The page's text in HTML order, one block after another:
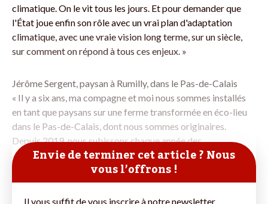
climatique. On le vit tous les jours. Et pour demander que
l'État joue enfin son rôle avec un vrai plan d'adaptation
climatique, avec une vraie vision long terme, sur un siècle,
sur comment on répond à tous ces enjeux. »
Jérôme Sergent, paysan à Rumilly, dans le Pas-de-Calais
« Il y a six ans, ma compagne et moi nous sommes installés
en tant que paysans sur une ferme transformée en éco-lieu
dans le Pas-de-Calais, dont nous sommes originaires.
Depuis 2019, nous subissons chaque année des
Envie de terminer cet article ? Nous
vous l’offrons !
Il vous suffit de vous inscrire à notre newsletter